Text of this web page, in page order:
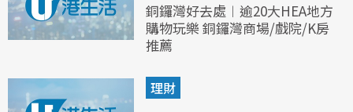
銅鑼灣好去處︱逾20大HEA地方
購物玩樂 銅鑼灣商場/戲院/K房
推薦
理財